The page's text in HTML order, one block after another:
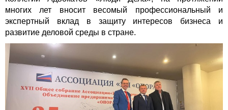
многих лет вносит весомый профессиональный и
экспертный вклад в защиту интересов бизнеса и
развитие деловой среды в стране.